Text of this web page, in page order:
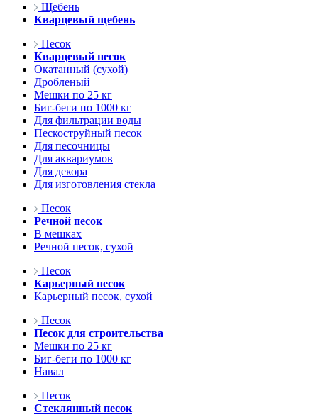
Щебень
Кварцевый щебень
Песок
Кварцевый песок
Окатанный (сухой)
Дробленый
Мешки по 25 кг
Биг-беги по 1000 кг
Для фильтрации воды
Пескоструйный песок
Для песочницы
Для аквариумов
Для декора
Для изготовления стекла
Песок
Речной песок
В мешках
Речной песок, сухой
Песок
Карьерный песок
Карьерный песок, сухой
Песок
Песок для строительства
Мешки по 25 кг
Биг-беги по 1000 кг
Навал
Песок
Стеклянный песок